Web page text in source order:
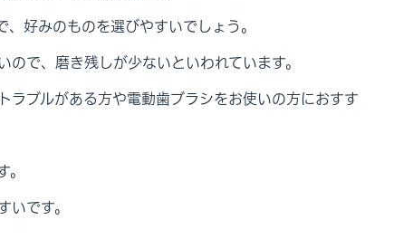
好みのものを選びやすいでしょう。
で、磨き残しが少ないといわれています。
ラブルがある方や電動歯ブラシをお使いの方におすす
です。